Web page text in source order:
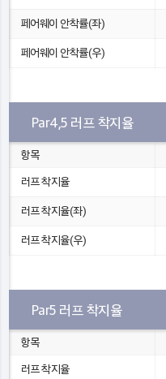
페어웨이 안착률(좌)
페어웨이 안착률(우)
Par4,5 러프 착지율
항목
러프 착지율
러프 착지율(좌)
러프 착지율(우)
Par5 러프 착지율
항목
러프 착지율